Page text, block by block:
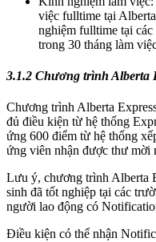
việc fulltime tại
nghiệm fulltime tại các
trong 30 tháng làm
3.1.2 Chương trình Alberta
Chương trình Alberta
đủ điều kiện từ hệ thống
ứng 600 điểm từ hệ thống
ứng viên nhận được thư mời
Lưu ý, chương trình Alberta
sinh đã tốt nghiệp tại các
người lao động có
Điều kiện có thể nhận